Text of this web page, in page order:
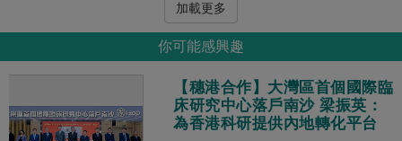
加載更多
你可能感興趣
【穗港合作】大灣區首個國際臨
床研究中心落戶南沙 梁振英：
為香港科研提供內地轉化平台